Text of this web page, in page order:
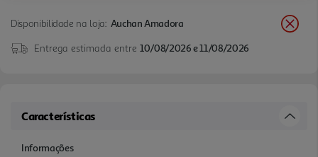
Disponibilidade na loja: Auchan Amadora
Entrega estimada entre 10/08/2026 e 11/08/2026
Características
Informações